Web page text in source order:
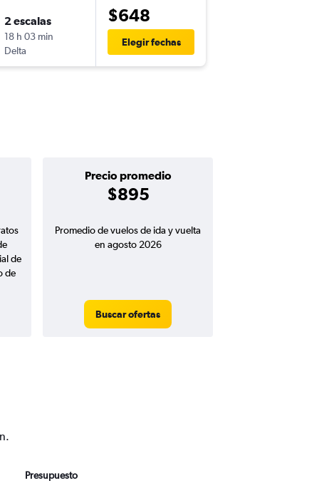
2 escalas
18 h 03 min
Delta
$648
Elegir fechas
Precio promedio
$895
de
de
Promedio de vuelos de ida y vuelta
en agosto 2026
Buscar ofertas
Presupuesto